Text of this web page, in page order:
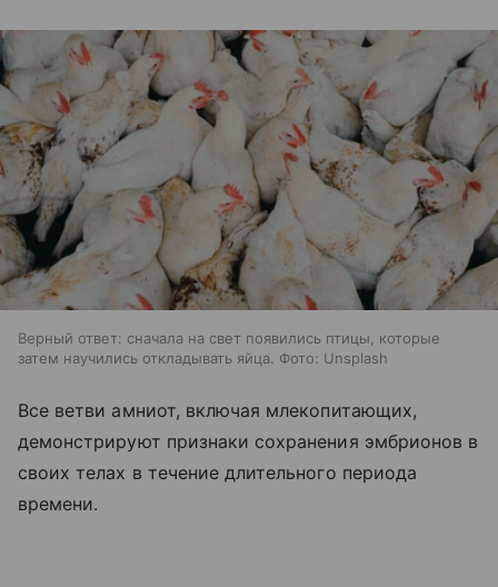
Верный ответ: сначала на свет появились птицы, которые
затем научились откладывать яйца. Фото: Unsplash
Все ветви амниот, включая млекопитающих,
демонстрируют признаки сохранения эмбрионов в
своих телах в течение длительного периода
времени.